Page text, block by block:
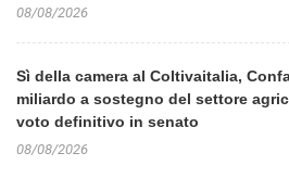
08/08/2026
Sì della camera al Coltivaitalia,
miliardo a sostegno del settore
voto definitivo in senato
08/08/2026